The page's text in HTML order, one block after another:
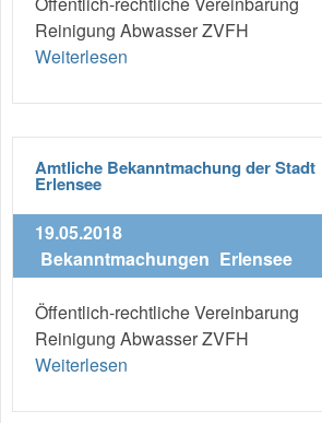
Reinigung Abwasser ZVFH
Weiterlesen
Amtliche Bekanntmachung der Stadt
Erlensee
19.05.2018
Bekanntmachungen Erlensee
Öffentlich-rechtliche Vereinbarung
Reinigung Abwasser ZVFH
Weiterlesen